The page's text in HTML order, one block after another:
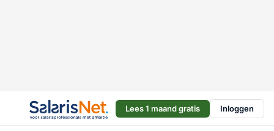
Lees 1 maand gratis Inloggen